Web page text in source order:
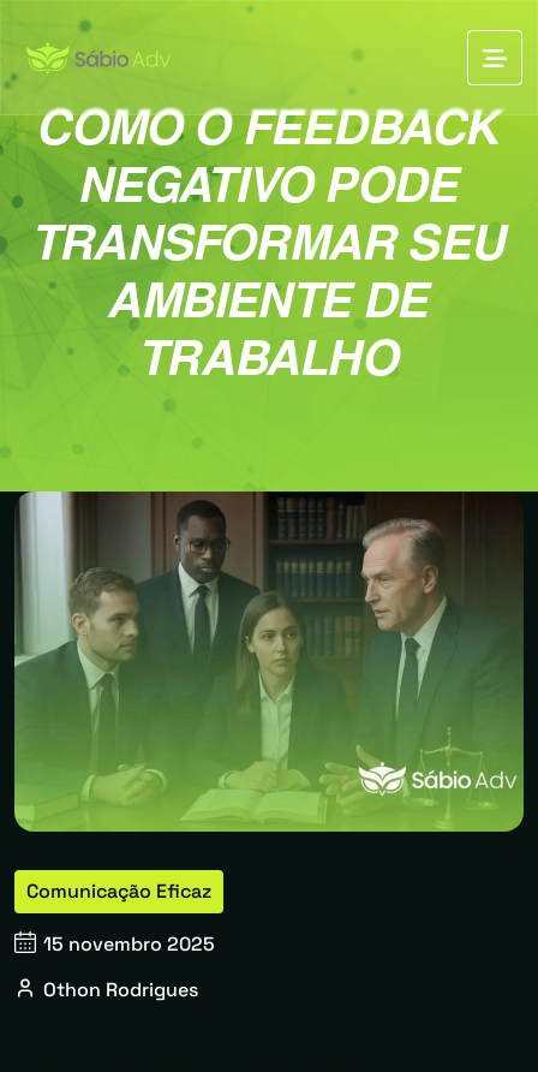
COMO O FEEDBACK
NEGATIVO PODE
TRANSFORMAR SEU
AMBIENTE DE
TRABALHO
Comunicação Eficaz
15 novembro 2025
Othon Rodrigues